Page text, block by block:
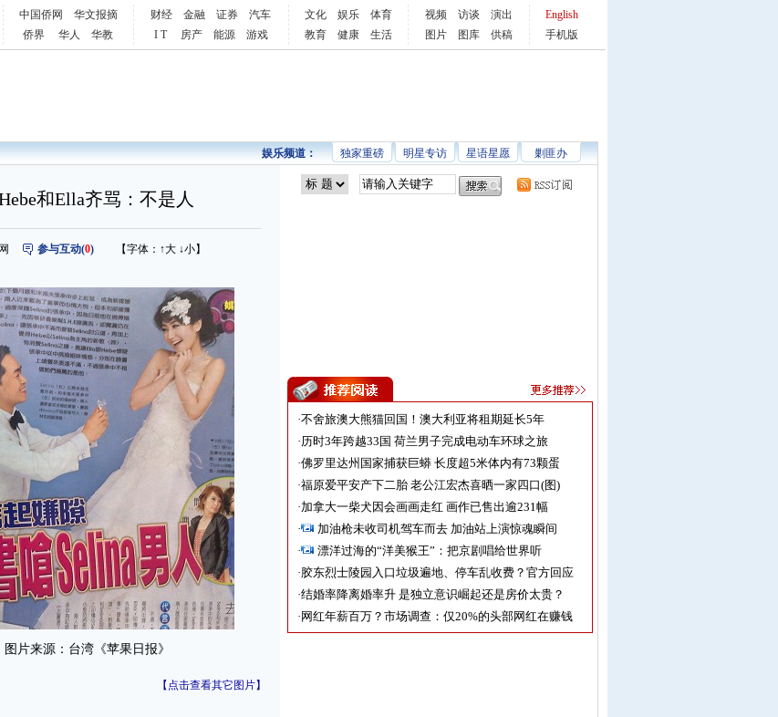
中国侨网
华文报摘
侨界
华人 华教
财经 金融 证券
汽车
I T
房产 能源 游戏
文化 娱乐
体育
教育
健康 生活
视频 访谈
演出
图片
图库 供稿
English
手机版
剿匪办
星语星愿
明星专访
独家重磅
娱乐频道：
和Ella齐骂：不是人
网 参与互动(0) 【字体： ↑大 ↓小】
片来源：台湾《苹果日报》
【点击查看其它图片】
·不舍旅澳大熊猫回国！澳大利亚将租期延长5年
·历时3年跨越33国 荷兰男子完成电动车环球之旅
·佛罗里达州国家捕获巨蟒 长度超5米体内有73颗蛋
·福原爱平安产下二胎 老公江宏杰喜晒一家四口(图)
·加拿大一柴犬因会画画走红 画作已售出逾231幅
·
加油枪未收司机驾车而去 加油站上演惊魂瞬间
·
漂洋过海的“洋美猴王”：把京剧唱给世界听
·胶东烈士陵园入口垃圾遍地、停车乱收费？官方回应
·结婚率降离婚率升 是独立意识崛起还是房价太贵？
· 网红年薪百万？市场调查：仅20%的头部网红在赚钱